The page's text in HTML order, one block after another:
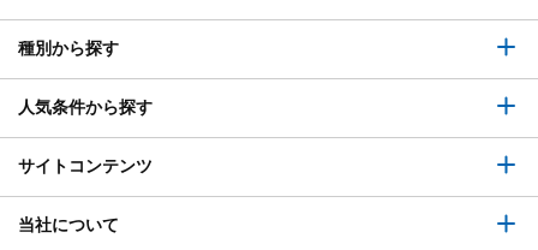
種別から探す
人気条件から探す
サイトコンテンツ
当社について